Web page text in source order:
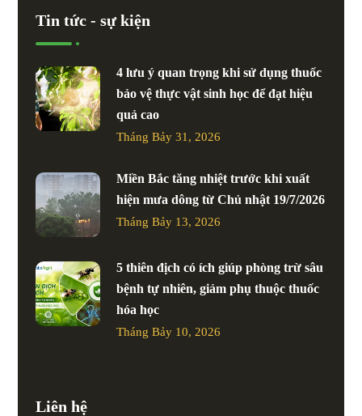
Tin tức - sự kiện
4 lưu ý quan trọng khi sử dụng thuốc
bảo vệ thực vật sinh học để đạt hiệu
quả cao
Tháng Bảy 31, 2026
Miền Bắc tăng nhiệt trước khi xuất
hiện mưa dông từ Chủ nhật 19/7/2026
Tháng Bảy 13, 2026
5 thiên địch có ích giúp phòng trừ sâu
bệnh tự nhiên, giảm phụ thuộc thuốc
hóa học
Tháng Bảy 10, 2026
Liên hệ